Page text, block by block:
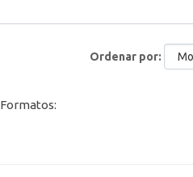
Ordenar por
Formatos: